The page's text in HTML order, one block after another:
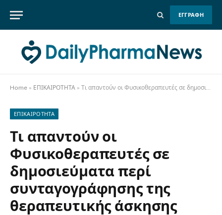
ΕΓΓΡΑΦΗ
Home » ΕΠΙΚΑΙΡΟΤΗΤΑ » Τι απαντούν οι Φυσικοθεραπευτές σε δημοσιεύματα περί συνταγογράφησης της θεραπευτικής άσκησης
ΕΠΙΚΑΙΡΟΤΗΤΑ
Τι απαντούν οι
Φυσικοθεραπευτές σε
δημοσιεύματα περί
συνταγογράφησης της
θεραπευτικής άσκησης